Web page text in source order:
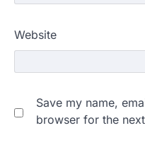
Website
Save my name,
browser for the